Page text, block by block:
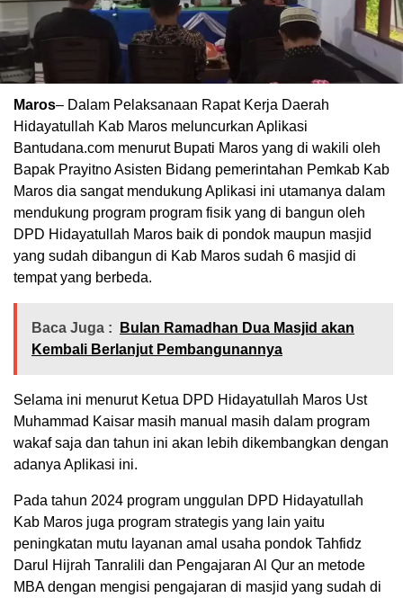
Maros– Dalam Pelaksanaan Rapat Kerja Daerah
Hidayatullah Kab Maros meluncurkan Aplikasi
Bantudana.com menurut Bupati Maros yang di wakili oleh
Bapak Prayitno Asisten Bidang pemerintahan Pemkab Kab
Maros dia sangat mendukung Aplikasi ini utamanya dalam
mendukung program program fisik yang di bangun oleh
DPD Hidayatullah Maros baik di pondok maupun masjid
yang sudah dibangun di Kab Maros sudah 6 masjid di
tempat yang berbeda.
Baca Juga :
Bulan Ramadhan Dua Masjid akan
Kembali Berlanjut Pembangunannya
Selama ini menurut Ketua DPD Hidayatullah Maros Ust
Muhammad Kaisar masih manual masih dalam program
wakaf saja dan tahun ini akan lebih dikembangkan dengan
adanya Aplikasi ini.
Pada tahun 2024 program unggulan DPD Hidayatullah
Kab Maros juga program strategis yang lain yaitu
peningkatan mutu layanan amal usaha pondok Tahfidz
Darul Hijrah Tanralili dan Pengajaran Al Qur an metode
MBA dengan mengisi pengajaran di masjid yang sudah di